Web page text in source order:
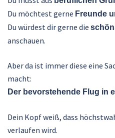
Du möchtest gerne Freunde
Du würdest dir gerne die
anschauen.
Aber da ist immer diese eine
macht:
Der bevorstehende Flug in
Dein Kopf weiß, dass
verlaufen wird.